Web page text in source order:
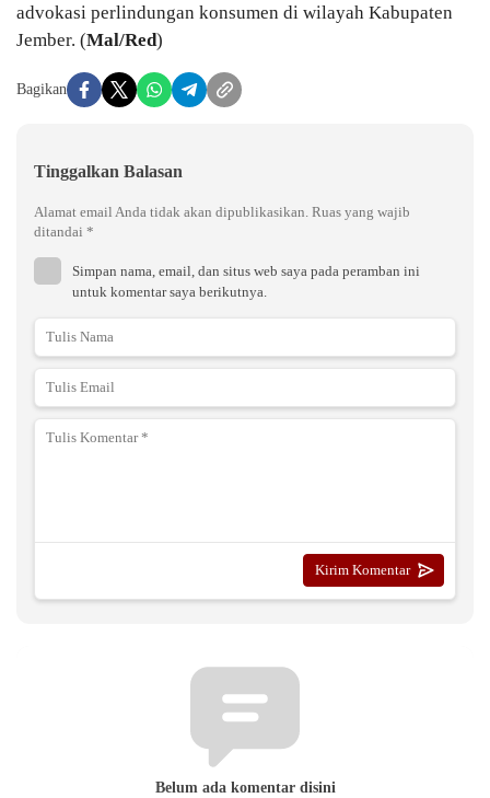
advokasi perlindungan konsumen di wilayah Kabupaten
Jember. (Mal/Red)
Bagikan
Tinggalkan Balasan
Alamat email Anda tidak akan dipublikasikan. Ruas yang wajib
ditandai *
Simpan nama, email, dan situs web saya pada peramban ini
untuk komentar saya berikutnya.
Belum ada komentar disini